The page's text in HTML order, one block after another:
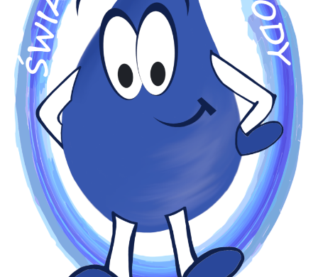
miasta Piły
Kontakt
Sygnaliści
Praca
BIP
RODO
UE
Search